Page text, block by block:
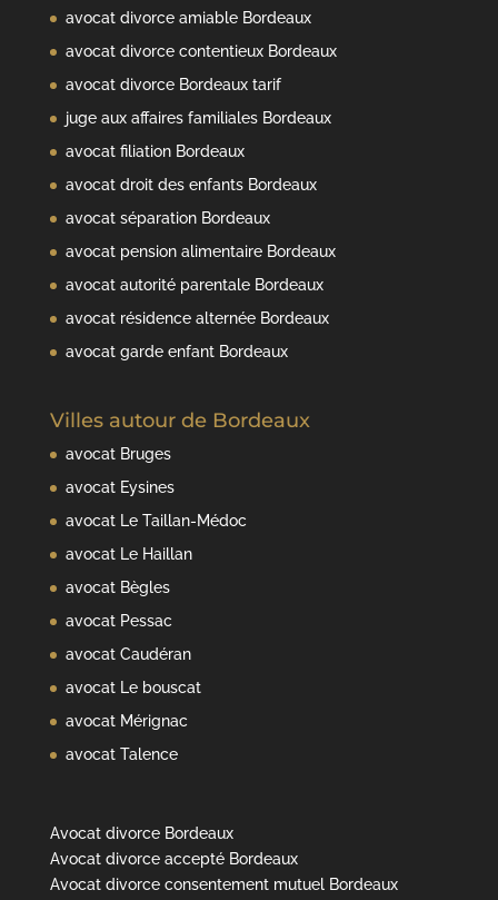
avocat divorce amiable Bordeaux
avocat divorce contentieux Bordeaux
avocat divorce Bordeaux tarif
juge aux affaires familiales Bordeaux
avocat filiation Bordeaux
avocat droit des enfants Bordeaux
avocat séparation Bordeaux
avocat pension alimentaire Bordeaux
avocat autorité parentale Bordeaux
avocat résidence alternée Bordeaux
avocat garde enfant Bordeaux
Villes autour de Bordeaux
avocat Bruges
avocat Eysines
avocat Le Taillan-Médoc
avocat Le Haillan
avocat Bègles
avocat Pessac
avocat Caudéran
avocat Le bouscat
avocat Mérignac
avocat Talence
Avocat divorce Bordeaux
Avocat divorce accepté Bordeaux
Avocat divorce consentement mutuel Bordeaux